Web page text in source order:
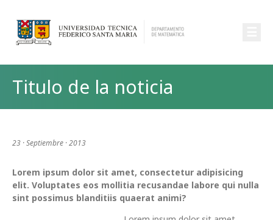
Titulo de la noticia
23 · Septiembre · 2013
Lorem ipsum dolor sit amet, consectetur adipisicing
elit. Voluptates eos mollitia recusandae labore qui nulla
sint possimus blanditiis quaerat animi?